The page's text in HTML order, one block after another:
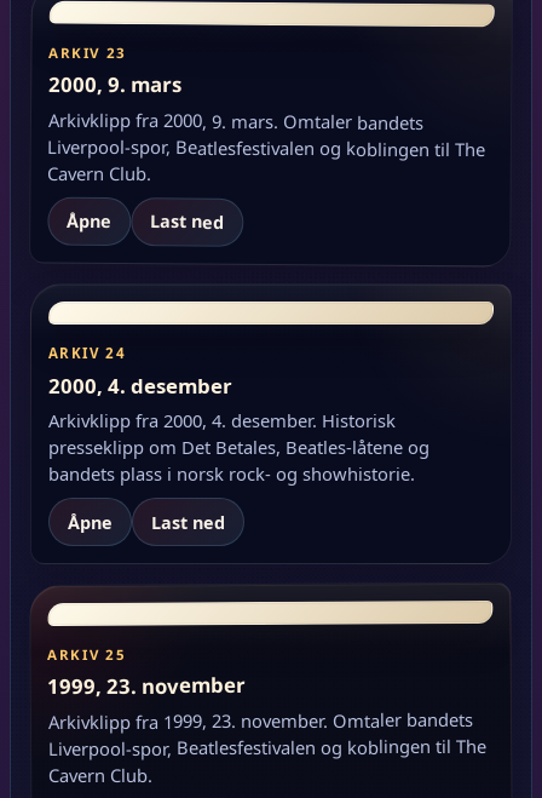
ARKIV 23
2000, 9. mars
Arkivklipp fra 2000, 9. mars. Omtaler bandets
Liverpool-spor, Beatlesfestivalen og koblingen til The
Cavern Club.
Åpne Last ned
ARKIV 24
2000, 4. desember
Arkivklipp fra 2000, 4. desember. Historisk
presseklipp om Det Betales, Beatles-låtene og
bandets plass i norsk rock- og showhistorie.
Åpne Last ned
ARKIV 25
1999, 23. november
Arkivklipp fra 1999, 23. november. Omtaler bandets
Liverpool-spor, Beatlesfestivalen og koblingen til The
Cavern Club.